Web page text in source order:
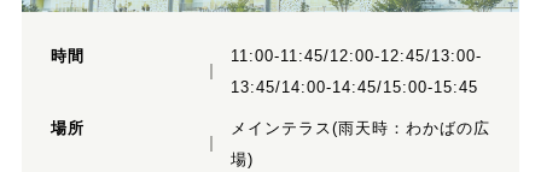
時間
11:00-11:45/12:00-12:45/13:00-
13:45/14:00-14:45/15:00-15:45
場所
メインテラス(雨天時：わかばの広
場)